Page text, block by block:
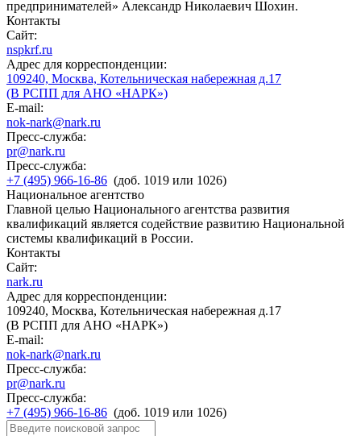
предпринимателей» Александр Николаевич Шохин.
Контакты
Сайт:
nspkrf.ru
Адрес для корреспонденции:
109240, Москва, Котельническая набережная д.17
(В РСПП для АНО «НАРК»)
E-mail:
nok-nark@nark.ru
Пресс-служба:
pr@nark.ru
Пресс-служба:
+7 (495) 966-16-86 (доб. 1019 или 1026)
Национальное агентство
Главной целью Национального агентства развития
квалификаций является содействие развитию Национальной
системы квалификаций в России.
Контакты
Сайт:
nark.ru
Адрес для корреспонденции:
109240, Москва, Котельническая набережная д.17
(В РСПП для АНО «НАРК»)
E-mail:
nok-nark@nark.ru
Пресс-служба:
pr@nark.ru
Пресс-служба:
+7 (495) 966-16-86 (доб. 1019 или 1026)